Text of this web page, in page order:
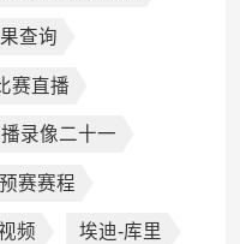
查询
赛直播
录像二十一
赛赛程
频 埃迪-库里